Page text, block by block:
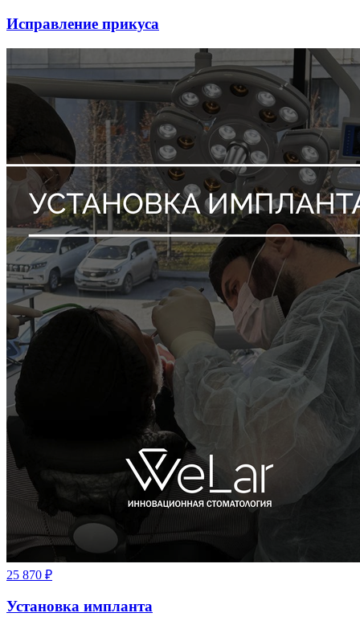
Исправление прикуса
25 870 ₽
Установка импланта